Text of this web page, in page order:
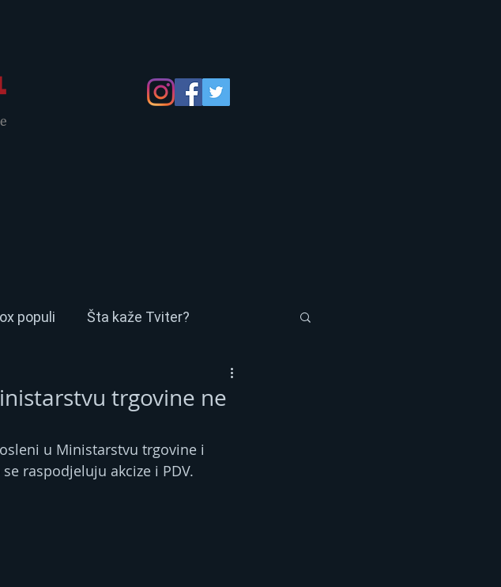
populi Šta kaže Tviter?
trgovine ne
u Ministarstvu trgovine i
raspodjeluju akcize i PDV.